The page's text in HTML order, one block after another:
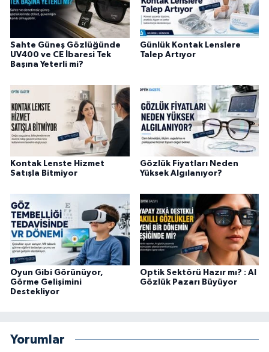
Sahte Güneş Gözlüğünde
UV400 ve CE İbaresi Tek
Başına Yeterli mi?
Günlük Kontak Lenslere
Talep Artıyor
Kontak Lenste Hizmet
Satışla Bitmiyor
Gözlük Fiyatları Neden
Yüksek Algılanıyor?
Oyun Gibi Görünüyor,
Görme Gelişimini
Destekliyor
Optik Sektörü Hazır mı? : AI
Gözlük Pazarı Büyüyor
Yorumlar